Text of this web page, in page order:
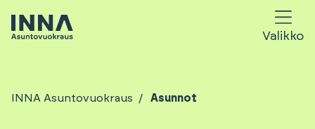
Valikko
INNA Asuntovuokraus Asunnot